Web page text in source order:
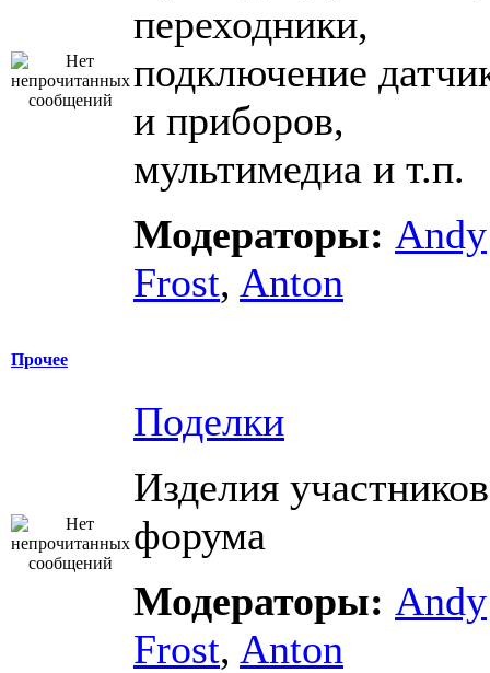
переходники,
подключение
и приборов,
мультимедиа и т.п.
Модераторы: Andy
Frost, Anton
Прочее
Поделки
Изделия участников
форума
Модераторы: Andy
Frost, Anton